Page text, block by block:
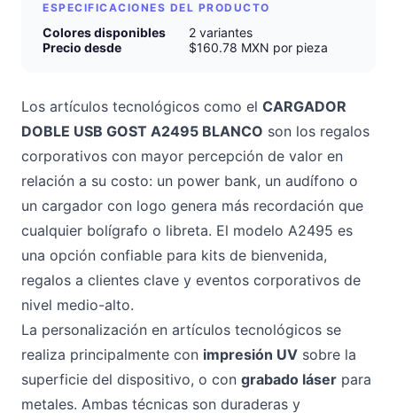
ESPECIFICACIONES DEL PRODUCTO
Colores disponibles
2 variantes
Precio desde
$160.78 MXN por pieza
Los artículos tecnológicos como el CARGADOR
DOBLE USB GOST A2495 BLANCO son los regalos
corporativos con mayor percepción de valor en
relación a su costo: un power bank, un audífono o
un cargador con logo genera más recordación que
cualquier bolígrafo o libreta. El modelo A2495 es
una opción confiable para kits de bienvenida,
regalos a clientes clave y eventos corporativos de
nivel medio-alto.
La personalización en artículos tecnológicos se
realiza principalmente con impresión UV sobre la
superficie del dispositivo, o con grabado láser para
metales. Ambas técnicas son duraderas y